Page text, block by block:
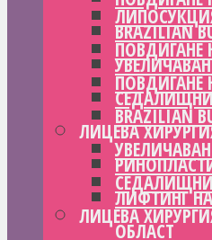
BRAZILIAN
ЛИЦЕВА
ЛИФТИНГ
ОБЛАСТ
ПОВДИГАНЕ
BRAZILIAN
ЛИЦЕВА